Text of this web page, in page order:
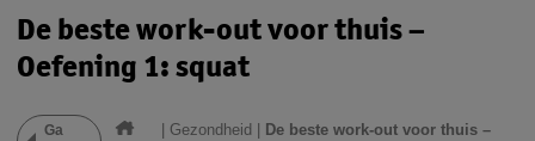
De beste work-out voor thuis –
Oefening 1: squat
Ga
Gezondheid
De beste work-out voor thuis –